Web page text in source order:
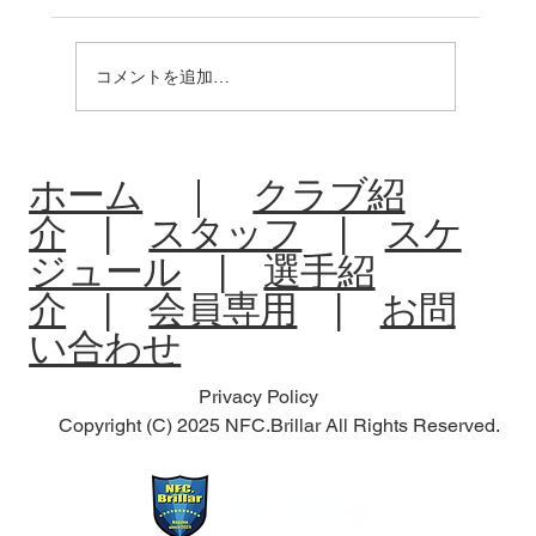
コメントを追加…
ホーム ｜ クラブ紹
介
スタッフ
スケ
ジュール
選手紹
介 |会員専用
お問
い合わせ
Privacy Policy
Copyright (C) 2025 NFC.Brillar All Rights Reserved.